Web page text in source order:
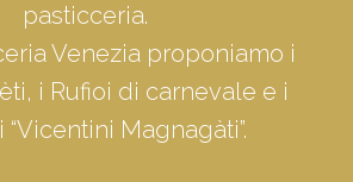
pasticceria.
Venezia proponiamo i
i Rufioi di carnevale e i
Magnagàti”.